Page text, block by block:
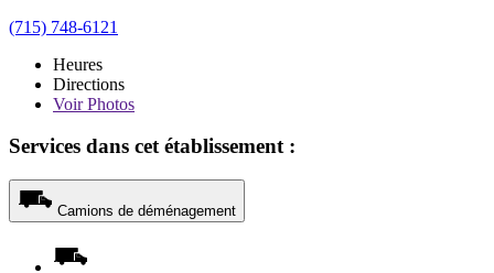
(715) 748-6121
Heures
Directions
VoirPhotos
Services dans cet établissement :
Camions de déménagement